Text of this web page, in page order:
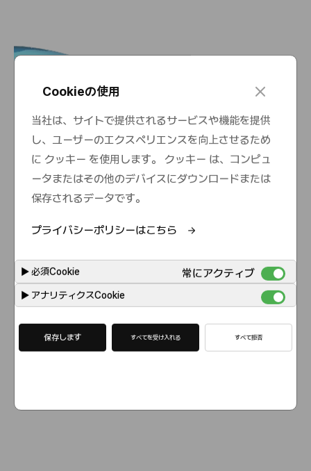
Cookieの使用
当社は、サイトで提供されるサービスや機能を提供
し、ユーザーのエクスペリエンスを向上させるため
に クッキー を使用します。 クッキー は、コンピュ
ータまたはその他のデバイスにダウンロードまたは
保存されるデータです。
プライバシーポリシーはこちら
▶必須Cookie 常にアクティブ
▶ アナリティクスCookie
保存します すべてを受け入れる すべて拒否
o
s
e